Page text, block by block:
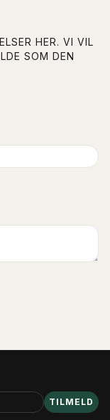
HER. VI VIL
SOM DEN
TILMELD